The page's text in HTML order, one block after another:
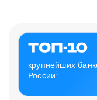
крупнейших
России 1